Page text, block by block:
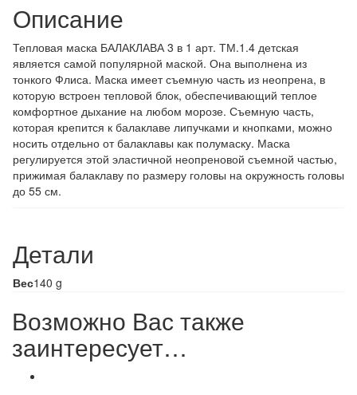
Описание
Тепловая маска БАЛАКЛАВА 3 в 1 арт. ТМ.1.4 детская
является самой популярной маской. Она выполнена из
тонкого Флиса. Маска имеет съемную часть из неопрена, в
которую встроен тепловой блок, обеспечивающий теплое
комфортное дыхание на любом морозе. Съемную часть,
которая крепится к балаклаве липучками и кнопками, можно
носить отдельно от балаклавы как полумаску. Маска
регулируется этой эластичной неопреновой съемной частью,
прижимая балаклаву по размеру головы на окружность головы
до 55 см.
Детали
Вес140 g
Возможно Вас также
заинтересует…